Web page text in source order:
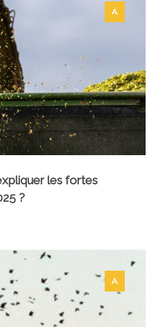
A
les fortes
?
A